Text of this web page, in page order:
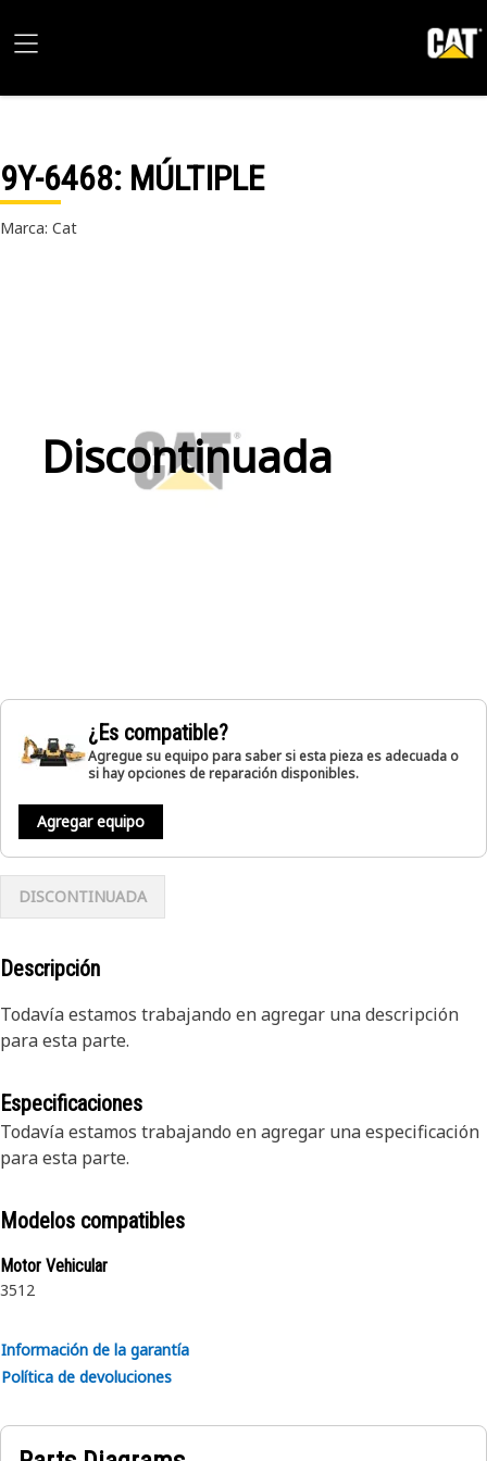
9Y-6468: MÚLTIPLE
Marca: Cat
Discontinuada
¿Es compatible?
Agregue su equipo para saber si esta pieza es adecuada o
si hay opciones de reparación disponibles.
Agregar equipo
DISCONTINUADA
Descripción
Todavía estamos trabajando en agregar una descripción
para esta parte.
Especificaciones
Todavía estamos trabajando en agregar una especificación
para esta parte.
Modelos compatibles
Motor Vehicular
3512
Información de la garantía
Política de devoluciones